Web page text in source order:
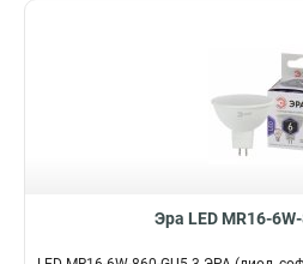
Эра LED MR16-